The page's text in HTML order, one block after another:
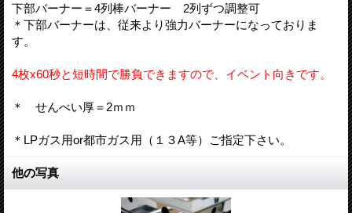
下部バーナー＝4列棒バーナー 2列ずつ調整可
＊下部バーナーは、従来より強力バーナーになっておりま
す。
4枚x60秒と短時間で勝負できますので、イベント向きです。
＊ せんべい厚＝2ｍｍ
＊LPガス用or都市ガス用（１３A等）ご指定下さい。
他の写真